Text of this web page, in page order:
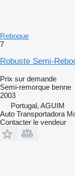
Reboque
7
Robuste Semi-
Prix sur demande
Semi-remorque benne
2003
Portugal, AGUIM
Auto Transportadora
Contacter le vendeur